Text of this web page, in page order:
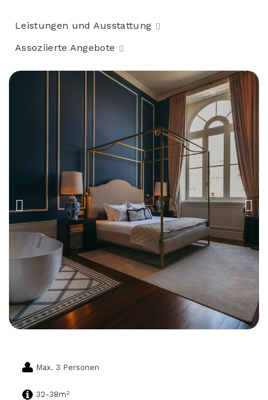
Leistungen und Ausstattung
Assoziierte Angebote
Max. 3 Personen
32-38m2